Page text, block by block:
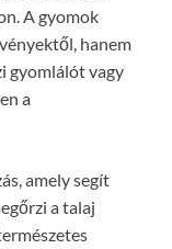
A gyomok
hanem
gyomlálót vagy
a
amely segít
a talaj